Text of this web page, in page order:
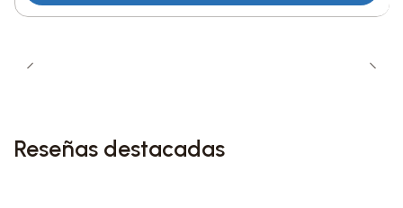
Reseñas destacadas